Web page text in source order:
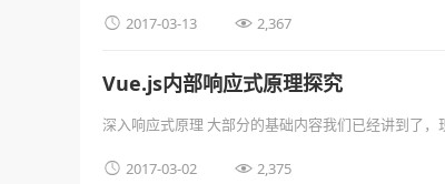
 2017-03-13  2,367
Vue.js内部响应式原理探究
深入响应式原理 大部分的基础内容我们已经讲到了
 2017-03-02  2,375